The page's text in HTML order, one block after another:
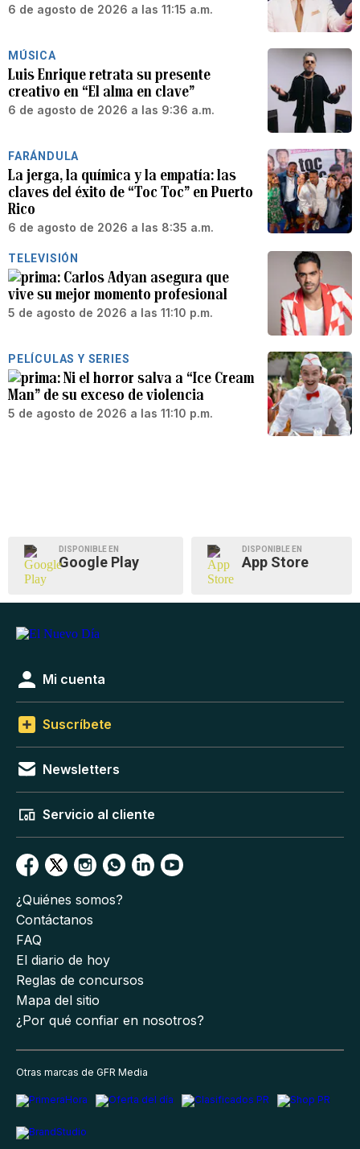
6 de agosto de 2026 a las 11:15 a.m.
MÚSICA
Luis Enrique retrata su presente
creativo en “El alma en clave”
6 de agosto de 2026 a las 9:36 a.m.
FARÁNDULA
La jerga, la química y la empatía: las
claves del éxito de “Toc Toc” en Puerto
Rico
6 de agosto de 2026 a las 8:35 a.m.
TELEVISIÓN
Carlos Adyan asegura que
vive su mejor momento profesional
5 de agosto de 2026 a las 11:10 p.m.
PELÍCULAS Y SERIES
Ni el horror salva a “Ice Cream
Man” de su exceso de violencia
5 de agosto de 2026 a las 11:10 p.m.
DISPONIBLE EN
Google Play
DISPONIBLE EN
App Store
Mi cuenta
Suscríbete
Newsletters
Servicio al cliente
¿Quiénes somos?
Contáctanos
FAQ
El diario de hoy
Reglas de concursos
Mapa del sitio
¿Por qué confiar en nosotros?
Otras marcas de GFR Media